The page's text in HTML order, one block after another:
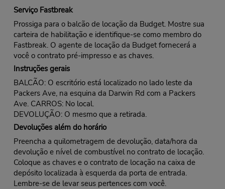
Serviço Fastbreak
Prossiga para o balcão de locação da Budget. Mostre sua
carteira de habilitação e identifique-se como membro do
Fastbreak. O agente de locação da Budget fornecerá a
você o contrato pré-impresso e as chaves.
Instruções gerais
BALCÃO: O escritório está localizado no lado leste da
Packers Ave, na esquina da Darwin Rd com a Packers
Ave. CARROS: No local.
DEVOLUÇÃO: O mesmo que a retirada.
Devoluções além do horário
Preencha a quilometragem de devolução, data/hora da
devolução e nível de combustível no contrato de locação.
Coloque as chaves e o contrato de locação na caixa de
depósito localizada à esquerda da porta de entrada.
Lembre-se de levar seus pertences com você.